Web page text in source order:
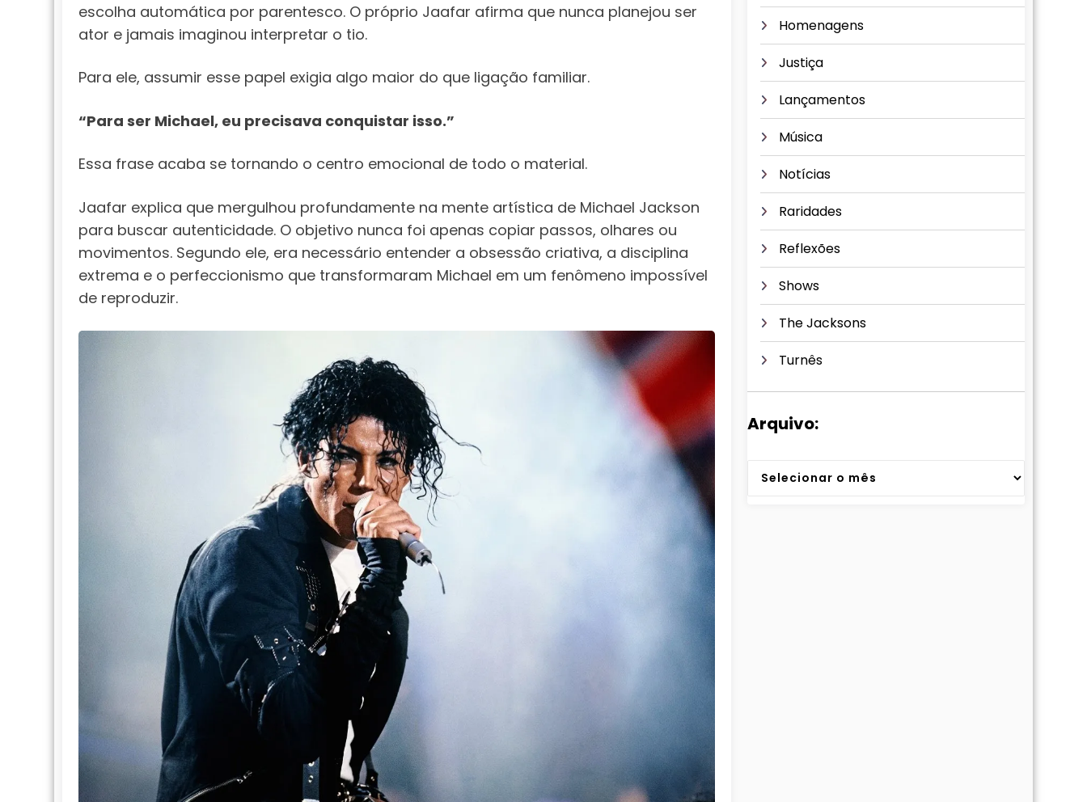
escolha automática por parentesco. O próprio Jaafar afirma que nunca planejou ser
ator e jamais imaginou interpretar o tio.
Para ele, assumir esse papel exigia algo maior do que ligação familiar.
“Para ser Michael, eu precisava conquistar isso.”
Essa frase acaba se tornando o centro emocional de todo o material.
Jaafar explica que mergulhou profundamente na mente artística de Michael Jackson
para buscar autenticidade. O objetivo nunca foi apenas copiar passos, olhares ou
movimentos. Segundo ele, era necessário entender a obsessão criativa, a disciplina
extrema e o perfeccionismo que transformaram Michael em um fenômeno impossível
de reproduzir.
Homenagens
Justiça
Lançamentos
Música
Notícias
Raridades
Reflexões
Shows
The Jacksons
Turnês
Arquivo:
Arquivos